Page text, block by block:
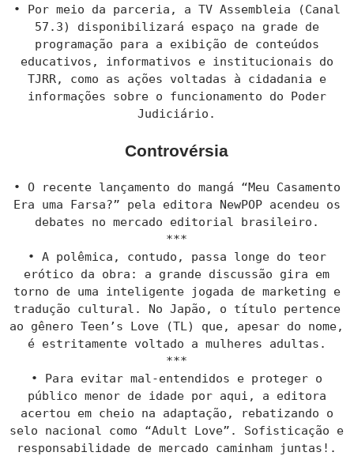
• Por meio da parceria, a TV Assembleia (Canal
57.3) disponibilizará espaço na grade de
programação para a exibição de conteúdos
educativos, informativos e institucionais do
TJRR, como as ações voltadas à cidadania e
informações sobre o funcionamento do Poder
Judiciário.
Controvérsia
• O recente lançamento do mangá “Meu Casamento
Era uma Farsa?” pela editora NewPOP acendeu os
debates no mercado editorial brasileiro.
***
• A polêmica, contudo, passa longe do teor
erótico da obra: a grande discussão gira em
torno de uma inteligente jogada de marketing e
tradução cultural. No Japão, o título pertence
ao gênero Teen’s Love (TL) que, apesar do nome,
é estritamente voltado a mulheres adultas.
***
• Para evitar mal-entendidos e proteger o
público menor de idade por aqui, a editora
acertou em cheio na adaptação, rebatizando o
selo nacional como “Adult Love”. Sofisticação e
responsabilidade de mercado caminham juntas!.